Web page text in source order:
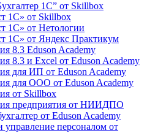
1С” от Skillbox
1С» от Skillbox
1С» от Нетологии
1С» от Яндекс Практикум
8.3 Eduson Academy
8.3 и Excel от Eduson Academy
для ИП от Eduson Academy
для ООО от Eduson Academy
от Skillbox
предприятия от НИИДПО
от Eduson Academy
управление персоналом от